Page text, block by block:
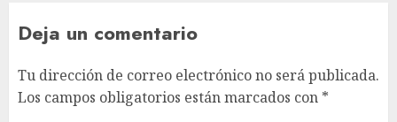
Deja un comentario
Tu dirección de correo electrónico no será publicada.
Los campos obligatorios están marcados con *